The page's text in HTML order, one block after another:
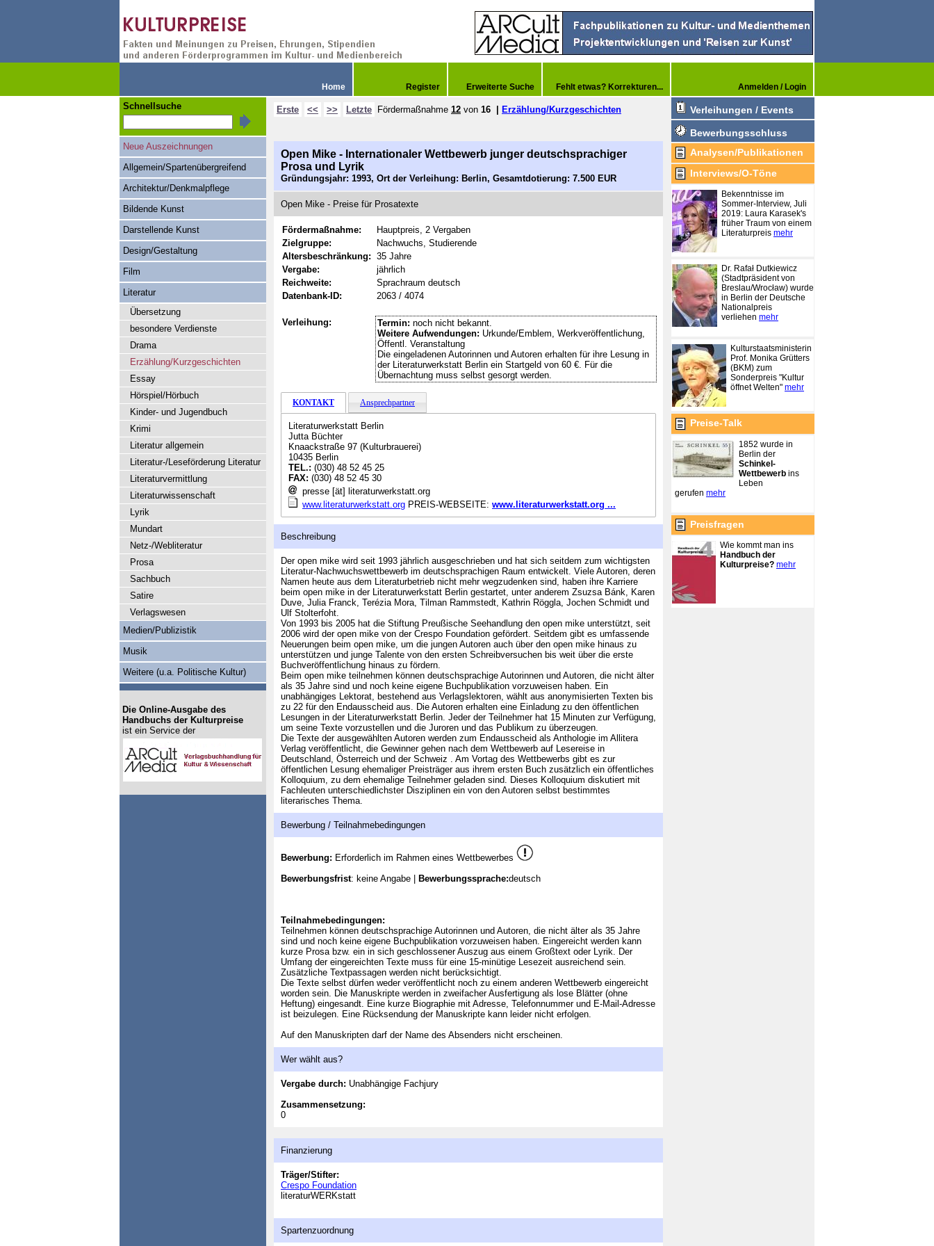
Home Register Erweiterte Suche Fehlt etwas? Korrekturen... Anmelden / Login
Erste << >> Letzte Fördermaßnahme 12 von 16 Erzählung/Kurzgeschichten
Open Mike - Internationaler Wettbewerb junger deutschsprachiger
Prosa und Lyrik
Gründungsjahr: 1993, Ort der Verleihung: Berlin, Gesamtdotierung: 7.500 EUR
Open Mike - Preise für Prosatexte
Fördermaßnahme:
Hauptpreis, 2 Vergaben
Zielgruppe:
Nachwuchs, Studierende
Altersbeschränkung: 35 Jahre
Vergabe:
jährlich
Reichweite:
Sprachraum deutsch
Datenbank-ID:
2063 / 4074
Verleihung: Termin: noch nicht bekannt.
Weitere Aufwendungen: Urkunde/Emblem, Werkveröffentlichung,
Öffentl. Veranstaltung
Die eingeladenen Autorinnen und Autoren erhalten für ihre Lesung in
der Literaturwerkstatt Berlin ein Startgeld von 60 €. Für die
Übernachtung muss selbst gesorgt werden.
KONTAKT Ansprechpartner
Literaturwerkstatt Berlin
Jutta Büchter
Knaackstraße 97 (Kulturbrauerei)
10435 Berlin
TEL.: (030) 48 52 45 25
FAX: (030) 48 52 45 30
presse [ät] literaturwerkstatt.org
www.literaturwerkstatt.org PREIS-WEBSEITE: www.literaturwerkstatt.org ...
Beschreibung
Der open mike wird seit 1993 jährlich ausgeschrieben und hat sich seitdem zum wichtigsten
Literatur-Nachwuchswettbewerb im deutschsprachigen Raum entwickelt. Viele Autoren, deren
Namen heute aus dem Literaturbetrieb nicht mehr wegzudenken sind, haben ihre Karriere
beim open mike in der Literaturwerkstatt Berlin gestartet, unter anderem Zsuzsa Bánk, Karen
Duve, Julia Franck, Terézia Mora, Tilman Rammstedt, Kathrin Röggla, Jochen Schmidt und
Ulf Stolterfoht.
Von 1993 bis 2005 hat die Stiftung Preußische Seehandlung den open mike unterstützt, seit
2006 wird der open mike von der Crespo Foundation gefördert. Seitdem gibt es umfassende
Neuerungen beim open mike, um die jungen Autoren auch über den open mike hinaus zu
unterstützen und junge Talente von den ersten Schreibversuchen bis weit über die erste
Buchveröffentlichung hinaus zu fördern.
Beim open mike teilnehmen können deutschsprachige Autorinnen und Autoren, die nicht älter
als 35 Jahre sind und noch keine eigene Buchpublikation vorzuweisen haben. Ein
unabhängiges Lektorat, bestehend aus Verlagslektoren, wählt aus anonymisierten Texten bis
zu 22 für den Endausscheid aus. Die Autoren erhalten eine Einladung zu den öffentlichen
Lesungen in der Literaturwerkstatt Berlin. Jeder der Teilnehmer hat 15 Minuten zur Verfügung,
um seine Texte vorzustellen und die Juroren und das Publikum zu überzeugen.
Die Texte der ausgewählten Autoren werden zum Endausscheid als Anthologie im Allitera
Verlag veröffentlicht, die Gewinner gehen nach dem Wettbewerb auf Lesereise in
Deutschland, Österreich und der Schweiz . Am Vortag des Wettbewerbs gibt es zur
öffentlichen Lesung ehemaliger Preisträger aus ihrem ersten Buch zusätzlich ein öffentliches
Kolloquium, zu dem ehemalige Teilnehmer geladen sind. Dieses Kolloquium diskutiert mit
Fachleuten unterschiedlichster Disziplinen ein von den Autoren selbst bestimmtes
literarisches Thema.
Bewerbung / Teilnahmebedingungen
Bewerbung: Erforderlich im Rahmen eines Wettbewerbes
Bewerbungsfrist: keine Angabe | Bewerbungssprache:deutsch
Teilnahmebedingungen:
Teilnehmen können deutschsprachige Autorinnen und Autoren, die nicht älter als 35 Jahre
sind und noch keine eigene Buchpublikation vorzuweisen haben. Eingereicht werden kann
kurze Prosa bzw. ein in sich geschlossener Auszug aus einem Großtext oder Lyrik. Der
Umfang der eingereichten Texte muss für eine 15-minütige Lesezeit ausreichend sein.
Zusätzliche Textpassagen werden nicht berücksichtigt.
Die Texte selbst dürfen weder veröffentlicht noch zu einem anderen Wettbewerb eingereicht
worden sein. Die Manuskripte werden in zweifacher Ausfertigung als lose Blätter (ohne
Heftung) eingesandt. Eine kurze Biographie mit Adresse, Telefonnummer und E-Mail-Adresse
ist beizulegen. Eine Rücksendung der Manuskripte kann leider nicht erfolgen.
Auf den Manuskripten darf der Name des Absenders nicht erscheinen.
Wer wählt aus?
Vergabe durch: Unabhängige Fachjury
Zusammensetzung:
0
Finanzierung
Träger/Stifter:
Crespo Foundation
literaturWERKstatt
Spartenzuordnung
Schnellsuche
Neue Auszeichnungen
Allgemein/Spartenübergreifend
Architektur/Denkmalpflege
Bildende Kunst
Darstellende Kunst
Design/Gestaltung
Film
Literatur
Übersetzung
besondere Verdienste
Drama
Erzählung/Kurzgeschichten
Essay
Hörspiel/Hörbuch
Kinder- und Jugendbuch
Krimi
Literatur allgemein
Literatur-/Leseförderung Literatur
Literaturvermittlung
Literaturwissenschaft
Lyrik
Mundart
Netz-/Webliteratur
Prosa
Sachbuch
Satire
Verlagswesen
Medien/Publizistik
Musik
Weitere (u.a. Politische Kultur)
Die Online-Ausgabe des
Handbuchs der Kulturpreise
ist ein Service der
Verleihungen / Events
Bewerbungsschluss
Analysen/Publikationen
Interviews/O-Töne
Bekenntnisse im
Sommer-Interview, Juli
2019: Laura Karasek's
früher Traum von einem
Literaturpreis mehr
Dr. Rafał Dutkiewicz
(Stadtpräsident von
Breslau/Wrocław) wurde
in Berlin der Deutsche
Nationalpreis
verliehen mehr
Kulturstaatsministerin
Prof. Monika Grütters
(BKM) zum
Sonderpreis "Kultur
öffnet Welten" mehr
Preise-Talk
1852 wurde in
Berlin der
Schinkel-
Wettbewerb ins
Leben
gerufen mehr
Preisfragen
Wie kommt man ins
Handbuch der
Kulturpreise? mehr